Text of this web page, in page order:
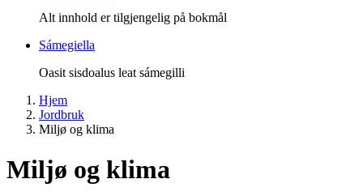
Alt innhold er tilgjengelig på bokmål
Sámegiella
Oasit sisdoalus leat sámegilli
Hjem
Jordbruk
Miljø og klima
Miljø og klima